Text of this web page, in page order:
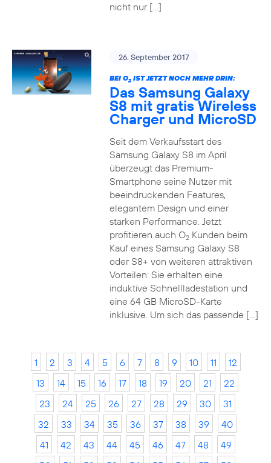
nicht nur […]
26. September 2017
BEI O2IST JETZT NOCH MEHR DRIN:
Das Samsung Galaxy
S8 mit gratis Wireless
Charger und MicroSD
Seit dem Verkaufsstart des
Samsung Galaxy S8 im April
überzeugt das Premium-
Smartphone seine Nutzer mit
beeindruckenden Features,
elegantem Design und einer
starken Performance. Jetzt
profitieren auch O2Kunden beim
Kauf eines Samsung Galaxy S8
oder S8+ von weiteren attraktiven
Vorteilen: Sie erhalten eine
induktive Schnellladestation und
eine 64 GB MicroSD-Karte
inklusive. Um sich das passende […]
1 2 3 4 5 6 7 8 9 10 11
12
13
14 15 16 17 18 19 20 21
22
23
24 25 26 27 28 29 30
31
32
33 34 35 36 37 38 39
40
41
42 43 44 45 46 47 48
49